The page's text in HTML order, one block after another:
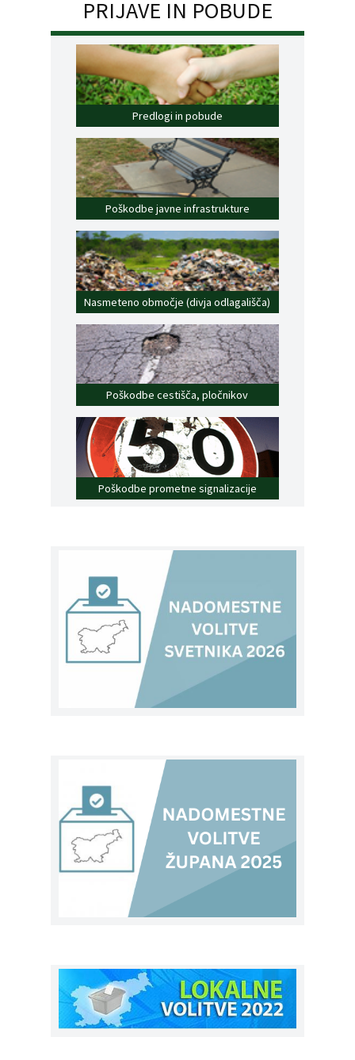
PRIJAVE IN POBUDE
Predlogi in pobude
Poškodbe javne infrastrukture
Nasmeteno območje (divja odlagališča)
Poškodbe cestišča, pločnikov
Poškodbe prometne signalizacije